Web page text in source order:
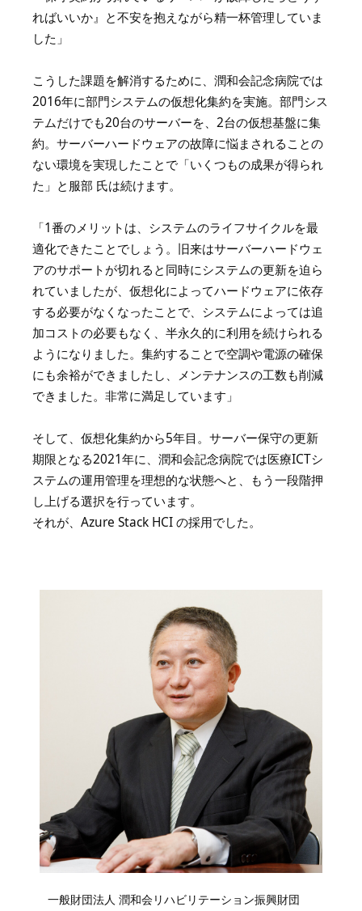
ればいいか』と不安を抱えながら精一杯管理していま
した」
こうした課題を解消するために、潤和会記念病院では
2016年に部門システムの仮想化集約を実施。部門シス
テムだけでも20台のサーバーを、2台の仮想基盤に集
約。サーバーハードウェアの故障に悩まされることの
ない環境を実現したことで「いくつもの成果が得られ
た」と服部 氏は続けます。
「1番のメリットは、システムのライフサイクルを最
適化できたことでしょう。旧来はサーバーハードウェ
アのサポートが切れると同時にシステムの更新を迫ら
れていましたが、仮想化によってハードウェアに依存
する必要がなくなったことで、システムによっては追
加コストの必要もなく、半永久的に利用を続けられる
ようになりました。集約することで空調や電源の確保
にも余裕ができましたし、メンテナンスの工数も削減
できました。非常に満足しています」
そして、仮想化集約から5年目。サーバー保守の更新
期限となる2021年に、潤和会記念病院では医療ICTシ
ステムの運用管理を理想的な状態へと、もう一段階押
し上げる選択を行っています。
それが、Azure Stack HCI の採用でした。
一般財団法人 潤和会リハビリテーション振興財団